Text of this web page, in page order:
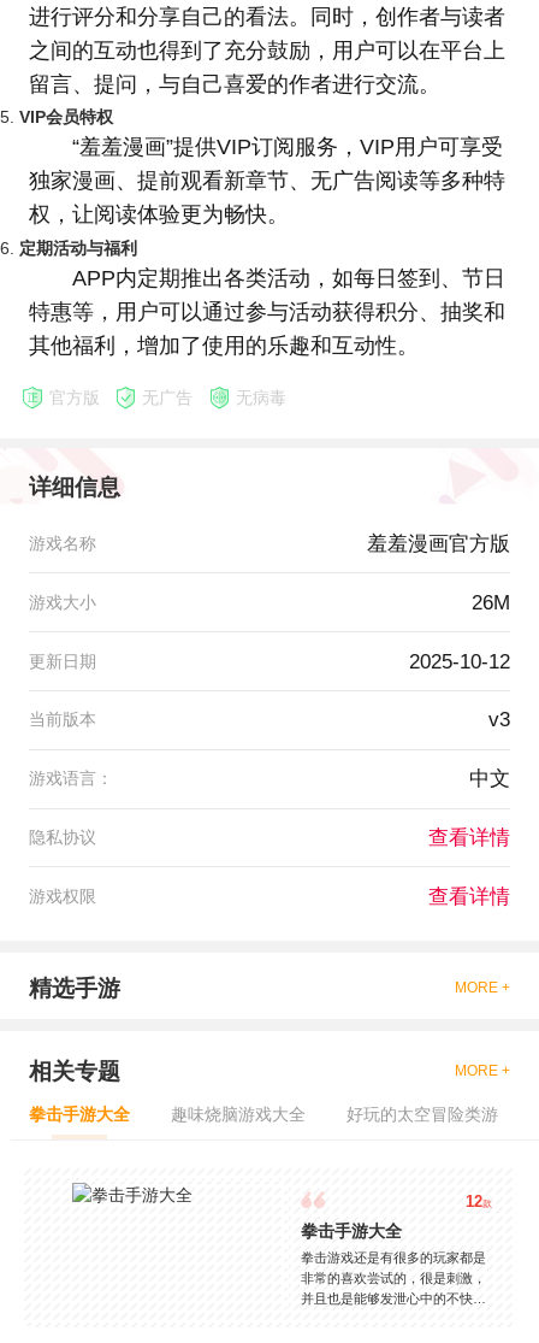
进行评分和分享自己的看法。同时，创作者与读者
之间的互动也得到了充分鼓励，用户可以在平台上
留言、提问，与自己喜爱的作者进行交流。
5. VIP会员特权
“羞羞漫画”提供VIP订阅服务，VIP用户可享受
独家漫画、提前观看新章节、无广告阅读等多种特
权，让阅读体验更为畅快。
6. 定期活动与福利
APP内定期推出各类活动，如每日签到、节日
特惠等，用户可以通过参与活动获得积分、抽奖和
其他福利，增加了使用的乐趣和互动性。
官方版 无广告 无病毒
详细信息
游戏名称 羞羞漫画官方版
游戏大小 26M
更新日期 2025-10-12
当前版本 v3
游戏语言： 中文
隐私协议 查看详情
游戏权限 查看详情
精选手游 MORE +
相关专题 MORE +
拳击手游大全 趣味烧脑游戏大全 好玩的太空冒险类游
12款
拳击手游大全
拳击游戏还是有很多的玩家都是
非常的喜欢尝试的，很是刺激，
并且也是能够发泄心中的不快